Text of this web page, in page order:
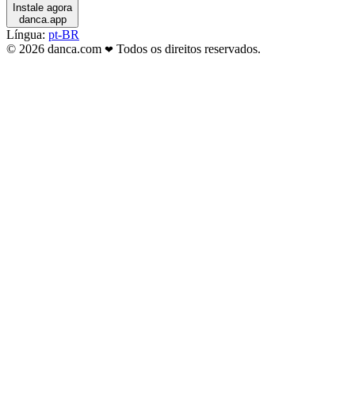
Instale agora
danca.app
Língua: pt-BR
© 2026 danca.com ❤ Todos os direitos reservados.